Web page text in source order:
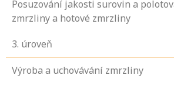
Posuzování jakosti surovin a
zmrzliny a hotové zmrzliny
3. úroveň
Výroba a uchovávání zmrzliny